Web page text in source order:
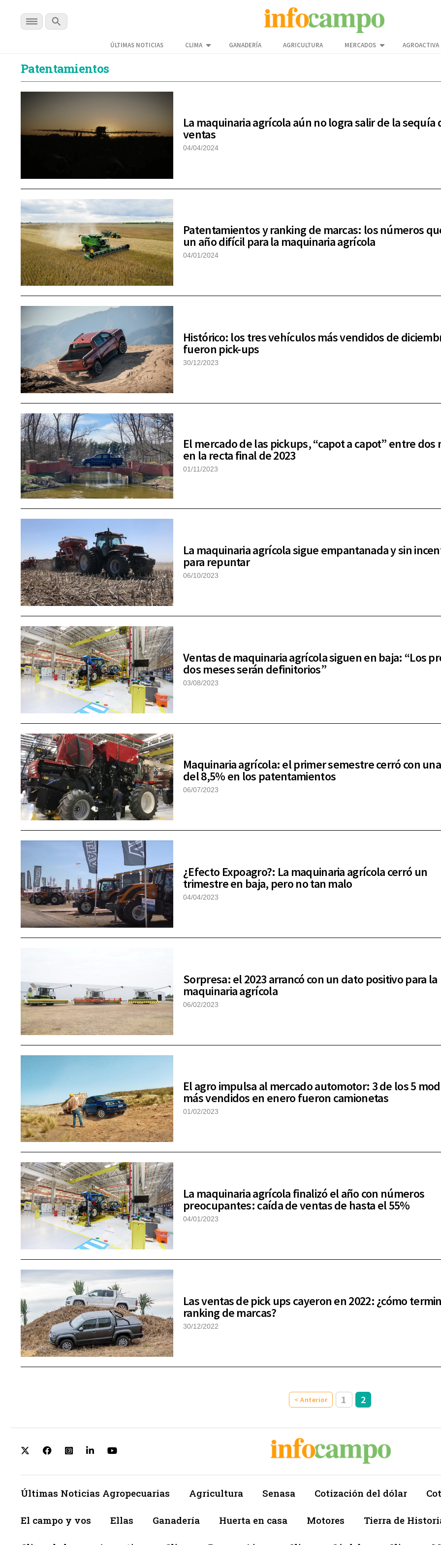
ÚLTIMAS NOTICIAS CLIMA GANADERÍA AGRICULTURA MERCADOS AGROACTIVA
Patentamientos
La maquinaria agrícola aún no logra salir de la sequía
ventas
04/04/2024
Patentamientos y ranking de marcas: los números
un año difícil para la maquinaria agrícola
04/01/2024
Histórico: los tres vehículos más vendidos de
fueron pick-ups
30/12/2023
El mercado de las pickups, “capot a capot” entre dos
en la recta final de 2023
01/11/2023
La maquinaria agrícola sigue empantanada y sin
para repuntar
06/10/2023
Ventas de maquinaria agrícola siguen en baja: “Los
dos meses serán definitorios”
03/08/2023
Maquinaria agrícola: el primer semestre cerró con
del 8,5% en los patentamientos
06/07/2023
¿Efecto Expoagro?: La maquinaria agrícola cerró un
trimestre en baja, pero no tan malo
04/04/2023
Sorpresa: el 2023 arrancó con un dato positivo para la
maquinaria agrícola
06/02/2023
El agro impulsa al mercado automotor: 3 de los 5
más vendidos en enero fueron camionetas
01/02/2023
La maquinaria agrícola finalizó el año con números
preocupantes: caída de ventas de hasta el 55%
04/01/2023
Las ventas de pick ups cayeron en 2022: ¿cómo
ranking de marcas?
30/12/2022
< Anterior 1 2
Últimas Noticias Agropecuarias Agricultura Senasa Cotización del dólar
El campo y vos Ellas Ganadería Huerta en casa Motores Tierra de